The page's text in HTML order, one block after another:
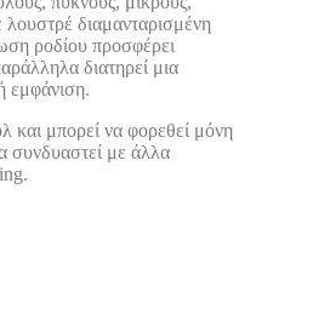
λουστρέ διαμανταρισμένη
ροδίου προσφέρει
διατηρεί μια
εμφάνιση.
και μπορεί να φορεθεί μόνη
συνδυαστεί με άλλα